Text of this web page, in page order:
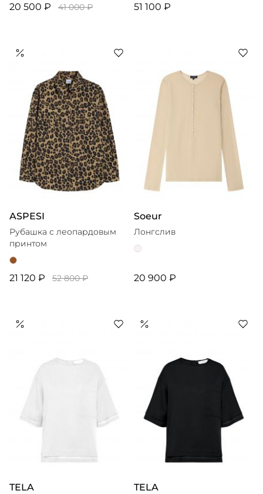
20 500 ₽ 41 000 ₽ 51 100 ₽
ASPESI
Рубашка с леопардовым
принтом
21 120 ₽ 52 800 ₽
Soeur
Лонгслив
20 900 ₽
TELA TELA